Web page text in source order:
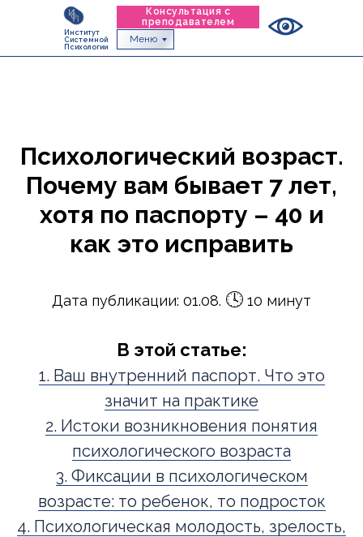
Институт
Системной
Психологии
Консультация с
преподавателем
Меню
Психологический возраст.
Почему вам бывает 7 лет,
хотя по паспорту – 40 и
как это исправить
Дата публикации: 01.08. 🕓 10 минут
В этой статье:
1. Ваш внутренний паспорт. Что это
значит на практике
2. Истоки возникновения понятия
психологического возраста
3. Фиксации в психологическом
возрасте: то ребенок, то подросток
4. Психологическая молодость, зрелость,